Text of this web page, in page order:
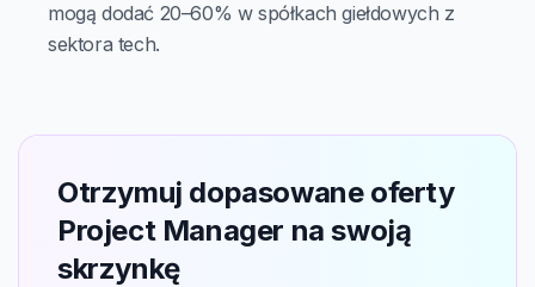
mogą dodać 20–60% w spółkach giełdowych z
sektora tech.
Otrzymuj dopasowane oferty
Project Manager na swoją
skrzynkę